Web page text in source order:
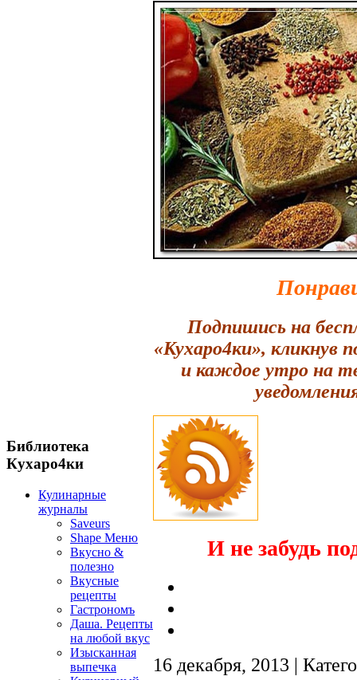
Библиотека
Кухаро4ки
Кулинарные
журналы
Saveurs
Shape Меню
Вкусно &
полезно
Вкусные
рецепты
Гастрономъ
Даша. Рецепты
на любой вкус
Изысканная
выпечка
Подпишись на
«Кухаро4ки», кликнув
и каждое утро на
И не забудь
16 декабря, 2013 |